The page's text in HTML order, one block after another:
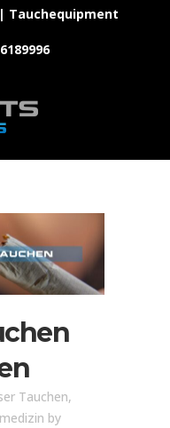
Tauchequipment
Tauchen,
by